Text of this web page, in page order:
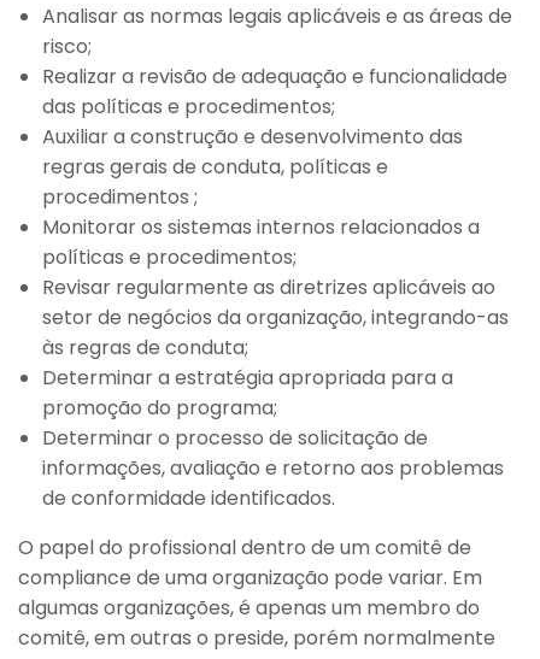
Analisar as normas legais aplicáveis e as áreas de
risco;
Realizar a revisão de adequação e funcionalidade
das políticas e procedimentos;
Auxiliar a construção e desenvolvimento das
regras gerais de conduta, políticas e
procedimentos ;
Monitorar os sistemas internos relacionados a
políticas e procedimentos;
Revisar regularmente as diretrizes aplicáveis ao
setor de negócios da organização, integrando-as
às regras de conduta;
Determinar a estratégia apropriada para a
promoção do programa;
Determinar o processo de solicitação de
informações, avaliação e retorno aos problemas
de conformidade identificados.
O papel do profissional dentro de um comitê de
compliance de uma organização pode variar. Em
algumas organizações, é apenas um membro do
comitê, em outras o preside, porém normalmente